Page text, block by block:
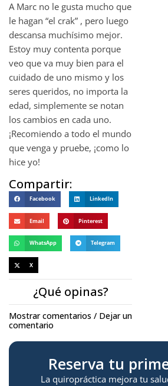
A Marc no le gusta mucho que
le hagan “el crak” , pero luego
descansa muchísimo mejor.
Estoy muy contenta porque
veo que va muy bien para el
cuidado de uno mismo y los
seres queridos, no importa la
edad, simplemente se notan
los cambios en cada uno.
¡Recomiendo a todo el mundo
que venga y pruebe, ¡como lo
hice yo!
Compartir:
Facebook LinkedIn
Email Pinterest
WhatsApp Telegram
X
¿Qué opinas?
Mostrar comentarios / Dejar un
comentario
Reserva tu
La quiropráctica mejora tu